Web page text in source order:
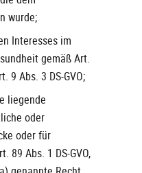
wurde;
Interesses im
gemäß Art.
9 Abs. 3 DS-GVO;
liegende
oder
oder für
89 Abs. 1 DS-GVO,